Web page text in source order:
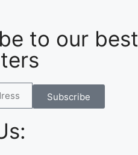
to our best
Subscribe